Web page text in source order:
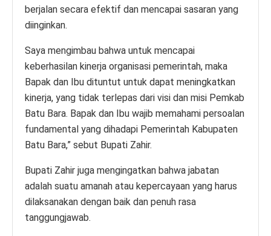
berjalan secara efektif dan mencapai sasaran yang
diinginkan.
Saya mengimbau bahwa untuk mencapai
keberhasilan kinerja organisasi pemerintah, maka
Bapak dan Ibu dituntut untuk dapat meningkatkan
kinerja, yang tidak terlepas dari visi dan misi Pemkab
Batu Bara. Bapak dan Ibu wajib memahami persoalan
fundamental yang dihadapi Pemerintah Kabupaten
Batu Bara,” sebut Bupati Zahir.
Bupati Zahir juga mengingatkan bahwa jabatan
adalah suatu amanah atau kepercayaan yang harus
dilaksanakan dengan baik dan penuh rasa
tanggungjawab.